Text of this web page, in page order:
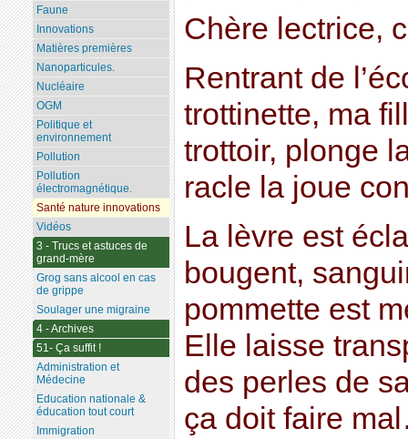
Chère lectrice,
Rentrant de
trottinette, ma
trottoir, plonge
racle la joue
La lèvre est
bougent,
pommette est
Elle laisse
des perles de
ça doit faire
Faune
Innovations
Matières premières
Nanoparticules.
Nucléaire
OGM
Politique et
environnement
Pollution
Pollution
électromagnétique.
Santé nature innovations
Vidéos
3 - Trucs et astuces de
grand-mère
Grog sans alcool en cas
de grippe
Soulager une migraine
4 - Archives
51- Ça suffit !
Administration et
Médecine
Education nationale &
éducation tout court
Immigration